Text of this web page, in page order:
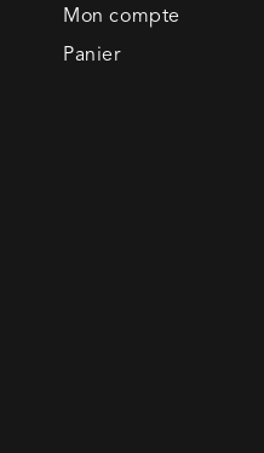
Mon compte
Panier